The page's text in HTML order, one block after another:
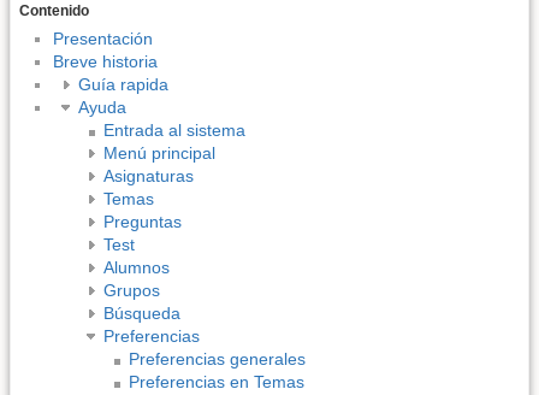
Contenido
Presentación
Breve historia
Guía rapida
Ayuda
Entrada al sistema
Menú principal
Asignaturas
Temas
Preguntas
Test
Alumnos
Grupos
Búsqueda
Preferencias
Preferencias generales
Preferencias en Temas